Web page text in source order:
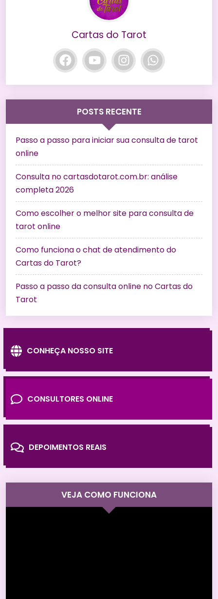
Cartas do Tarot
POSTS RECENTE
Passo a passo para iniciar sua consulta de tarot
online
Consulta no cartasdotarot.com.br: análise
completa 2026
Como escolher o melhor site para consulta de
tarot online
Como funciona o chat de atendimento do
Cartas do Tarot?
Passo a passo da consulta online no Cartas do
Tarot
CONHEÇA NOSSO SITE
CONSULTORES ONLINE
DEPOIMENTOS REAIS
VEJA COMO FUNCIONA